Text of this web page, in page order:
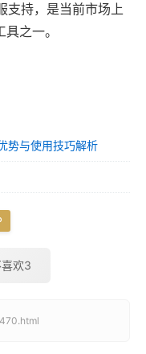
支持，是当前市场上
之一。
势与使用技巧解析
欢3